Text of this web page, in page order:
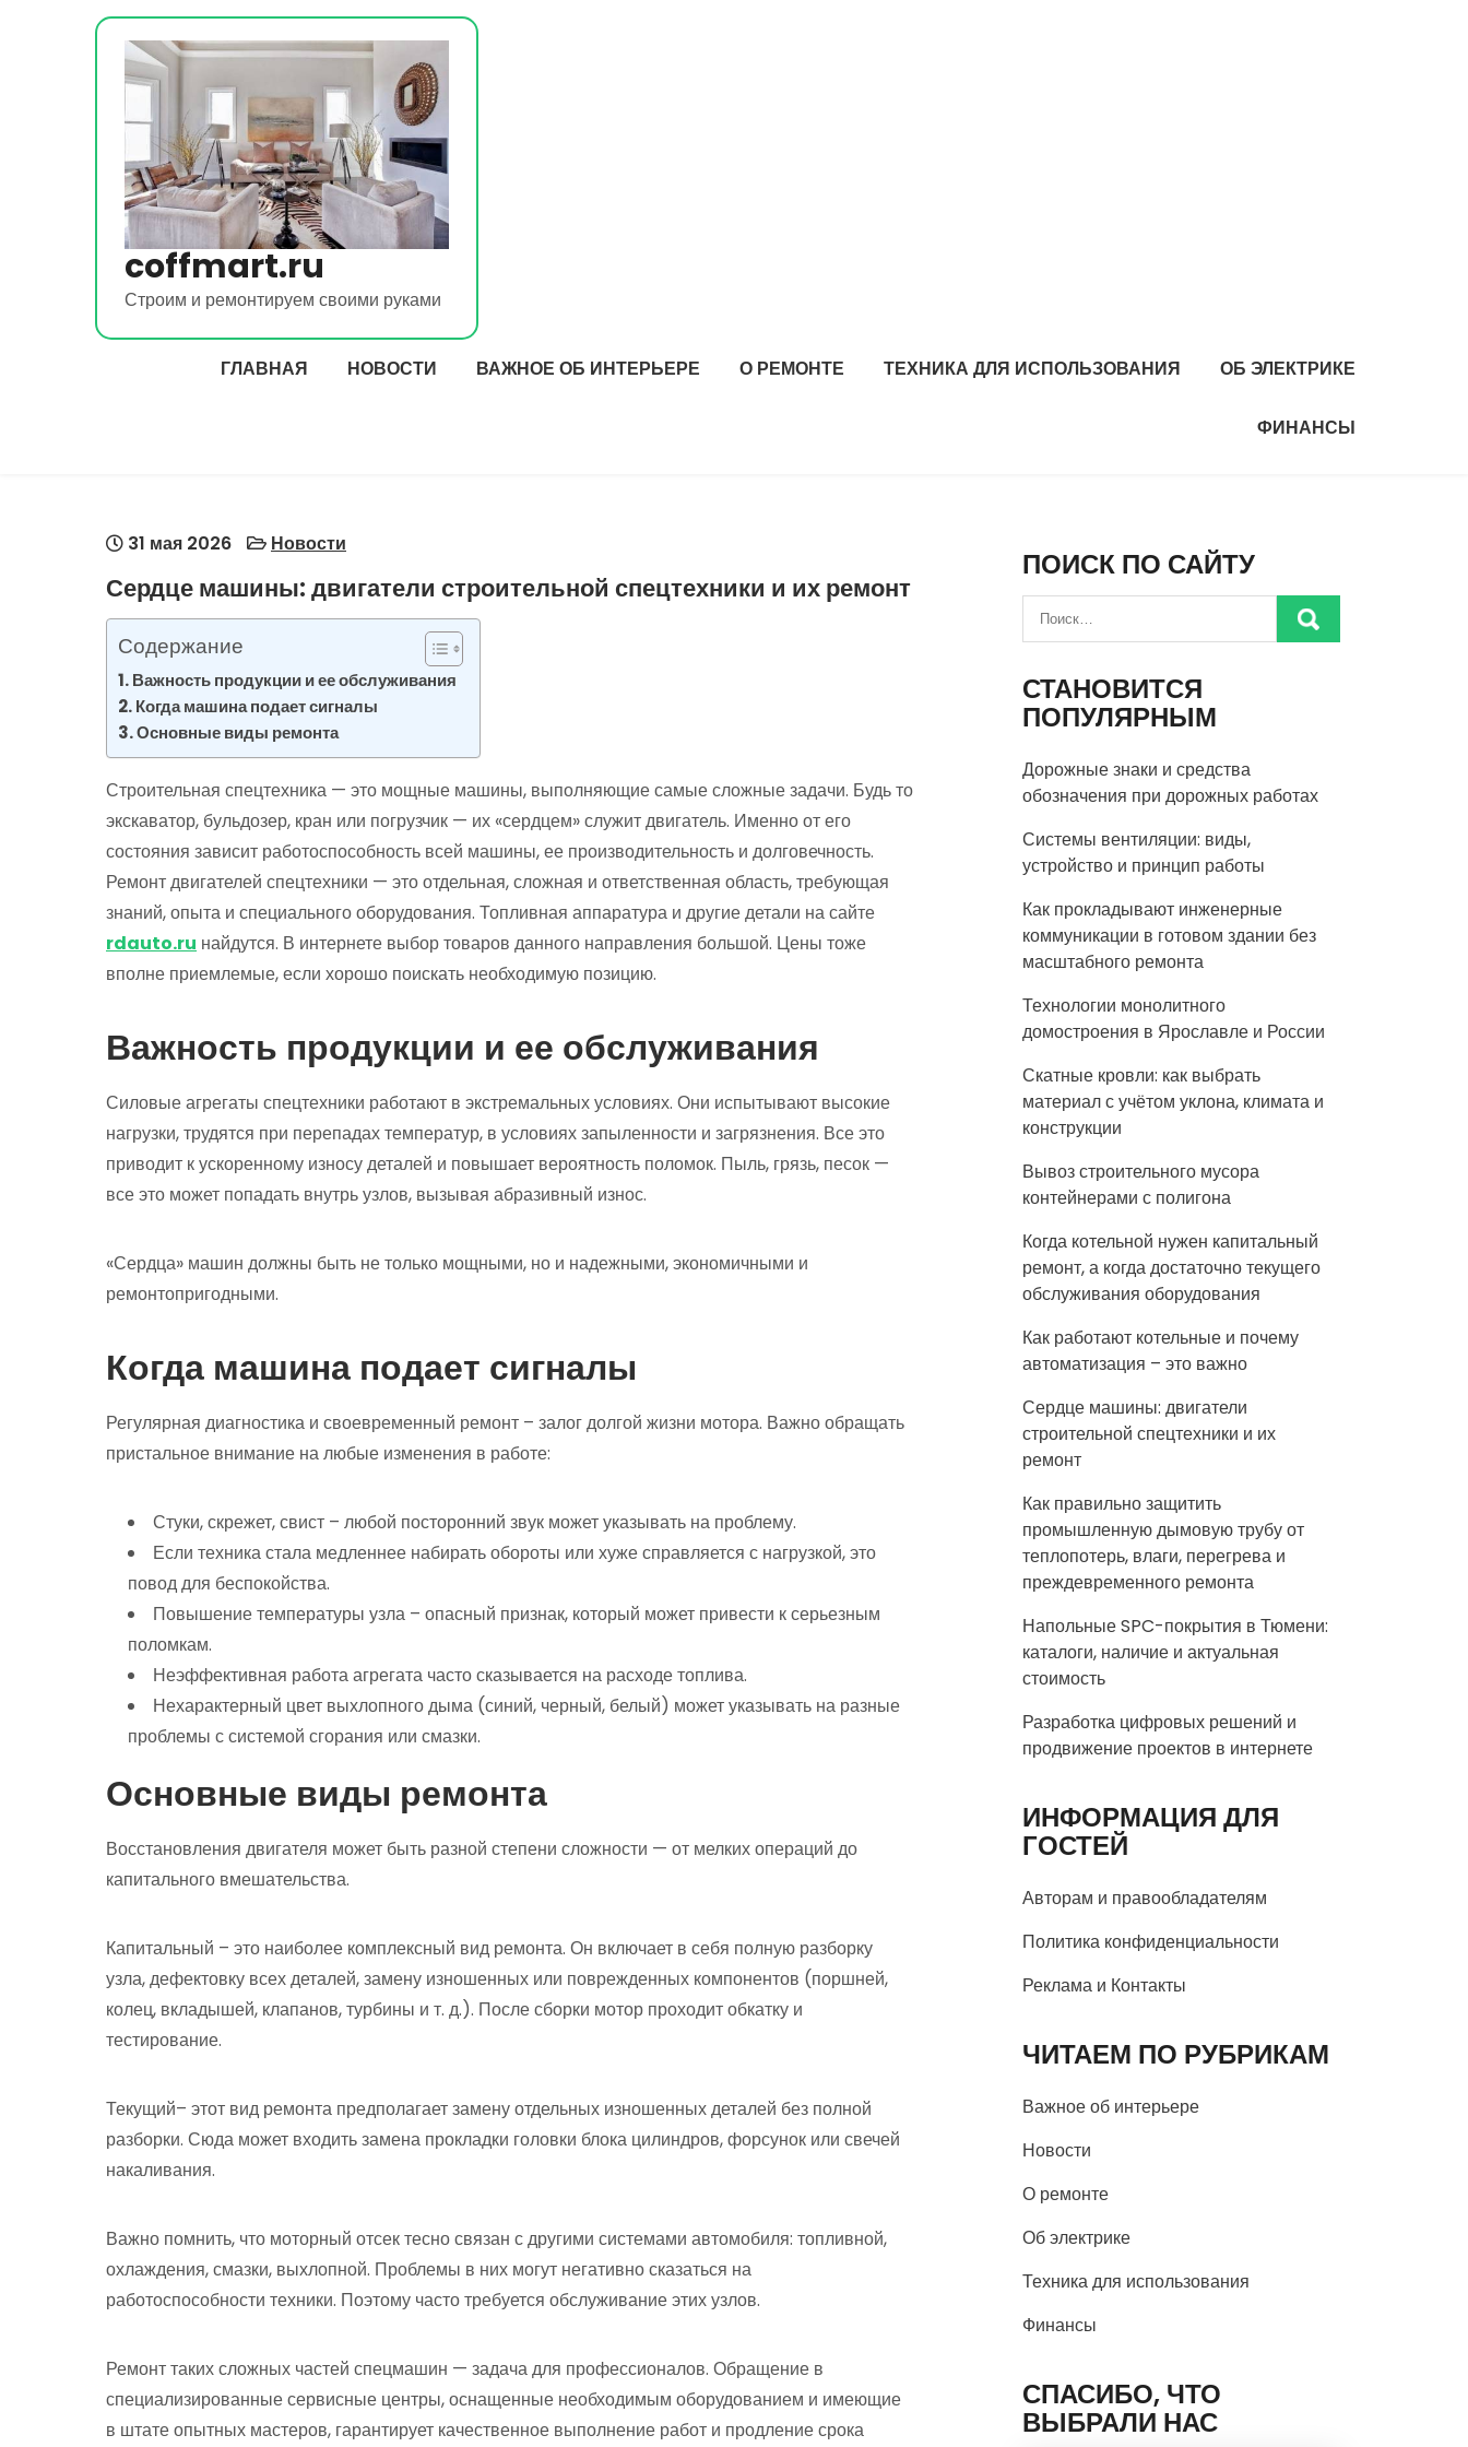
coffmart.ru
Строим и ремонтируем своими руками
ГЛАВНАЯ НОВОСТИ ВАЖНОЕ ОБ ИНТЕРЬЕРЕ О РЕМОНТЕ ТЕХНИКА ДЛЯ ИСПОЛЬЗОВАНИЯ ОБ ЭЛЕКТРИКЕ
ФИНАНСЫ
31 мая 2026 Новости
Сердце машины: двигатели строительной спецтехники и их ремонт
Содержание
Важность продукции и ее обслуживания
Когда машина подает сигналы
Основные виды ремонта
Строительная спецтехника — это мощные машины, выполняющие самые сложные задачи. Будь то
экскаватор, бульдозер, кран или погрузчик — их «сердцем» служит двигатель. Именно от его
состояния зависит работоспособность всей машины, ее производительность и долговечность.
Ремонт двигателей спецтехники — это отдельная, сложная и ответственная область, требующая
знаний, опыта и специального оборудования. Топливная аппаратура и другие детали на сайте
rdauto.ru найдутся. В интернете выбор товаров данного направления большой. Цены тоже
вполне приемлемые, если хорошо поискать необходимую позицию.
Важность продукции и ее обслуживания
Силовые агрегаты спецтехники работают в экстремальных условиях. Они испытывают высокие
нагрузки, трудятся при перепадах температур, в условиях запыленности и загрязнения. Все это
приводит к ускоренному износу деталей и повышает вероятность поломок. Пыль, грязь, песок —
все это может попадать внутрь узлов, вызывая абразивный износ.
«Сердца» машин должны быть не только мощными, но и надежными, экономичными и
ремонтопригодными.
Когда машина подает сигналы
Регулярная диагностика и своевременный ремонт – залог долгой жизни мотора. Важно обращать
пристальное внимание на любые изменения в работе:
Стуки, скрежет, свист – любой посторонний звук может указывать на проблему.
Если техника стала медленнее набирать обороты или хуже справляется с нагрузкой, это
повод для беспокойства.
Повышение температуры узла – опасный признак, который может привести к серьезным
поломкам.
Неэффективная работа агрегата часто сказывается на расходе топлива.
Нехарактерный цвет выхлопного дыма (синий, черный, белый) может указывать на разные
проблемы с системой сгорания или смазки.
Основные виды ремонта
Восстановления двигателя может быть разной степени сложности — от мелких операций до
капитального вмешательства.
Капитальный – это наиболее комплексный вид ремонта. Он включает в себя полную разборку
узла, дефектовку всех деталей, замену изношенных или поврежденных компонентов (поршней,
колец, вкладышей, клапанов, турбины и т. д.). После сборки мотор проходит обкатку и
тестирование.
Текущий– этот вид ремонта предполагает замену отдельных изношенных деталей без полной
разборки. Сюда может входить замена прокладки головки блока цилиндров, форсунок или свечей
накаливания.
Важно помнить, что моторный отсек тесно связан с другими системами автомобиля: топливной,
охлаждения, смазки, выхлопной. Проблемы в них могут негативно сказаться на
работоспособности техники. Поэтому часто требуется обслуживание этих узлов.
Ремонт таких сложных частей спецмашин — задача для профессионалов. Обращение в
специализированные сервисные центры, оснащенные необходимым оборудованием и имеющие
в штате опытных мастеров, гарантирует качественное выполнение работ и продление срока
ПОИСК ПО САЙТУ
СТАНОВИТСЯ
ПОПУЛЯРНЫМ
Дорожные знаки и средства
обозначения при дорожных работах
Системы вентиляции: виды,
устройство и принцип работы
Как прокладывают инженерные
коммуникации в готовом здании без
масштабного ремонта
Технологии монолитного
домостроения в Ярославле и России
Скатные кровли: как выбрать
материал с учётом уклона, климата и
конструкции
Вывоз строительного мусора
контейнерами с полигона
Когда котельной нужен капитальный
ремонт, а когда достаточно текущего
обслуживания оборудования
Как работают котельные и почему
автоматизация – это важно
Сердце машины: двигатели
строительной спецтехники и их
ремонт
Как правильно защитить
промышленную дымовую трубу от
теплопотерь, влаги, перегрева и
преждевременного ремонта
Напольные SPC-покрытия в Тюмени:
каталоги, наличие и актуальная
стоимость
Разработка цифровых решений и
продвижение проектов в интернете
ИНФОРМАЦИЯ ДЛЯ
ГОСТЕЙ
Авторам и правообладателям
Политика конфиденциальности
Реклама и Контакты
ЧИТАЕМ ПО РУБРИКАМ
Важное об интерьере
Новости
О ремонте
Об электрике
Техника для использования
Финансы
СПАСИБО, ЧТО
ВЫБРАЛИ НАС